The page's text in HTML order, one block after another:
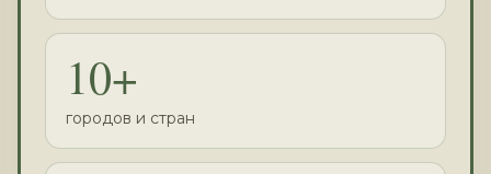
10+
городов и стран